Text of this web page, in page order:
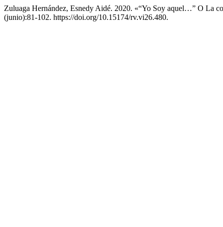
Zuluaga Hernández, Esnedy Aidé. 2020. «“Yo Soy aquel…” O La
(junio):81-102. https://doi.org/10.15174/rv.vi26.480.